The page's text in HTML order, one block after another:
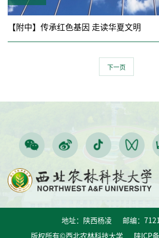
【附中】传承红色基因 走读华夏文明
下一页
地址：陕西杨凌 邮编：
版权所有©西北农林科技大学 陕ICP